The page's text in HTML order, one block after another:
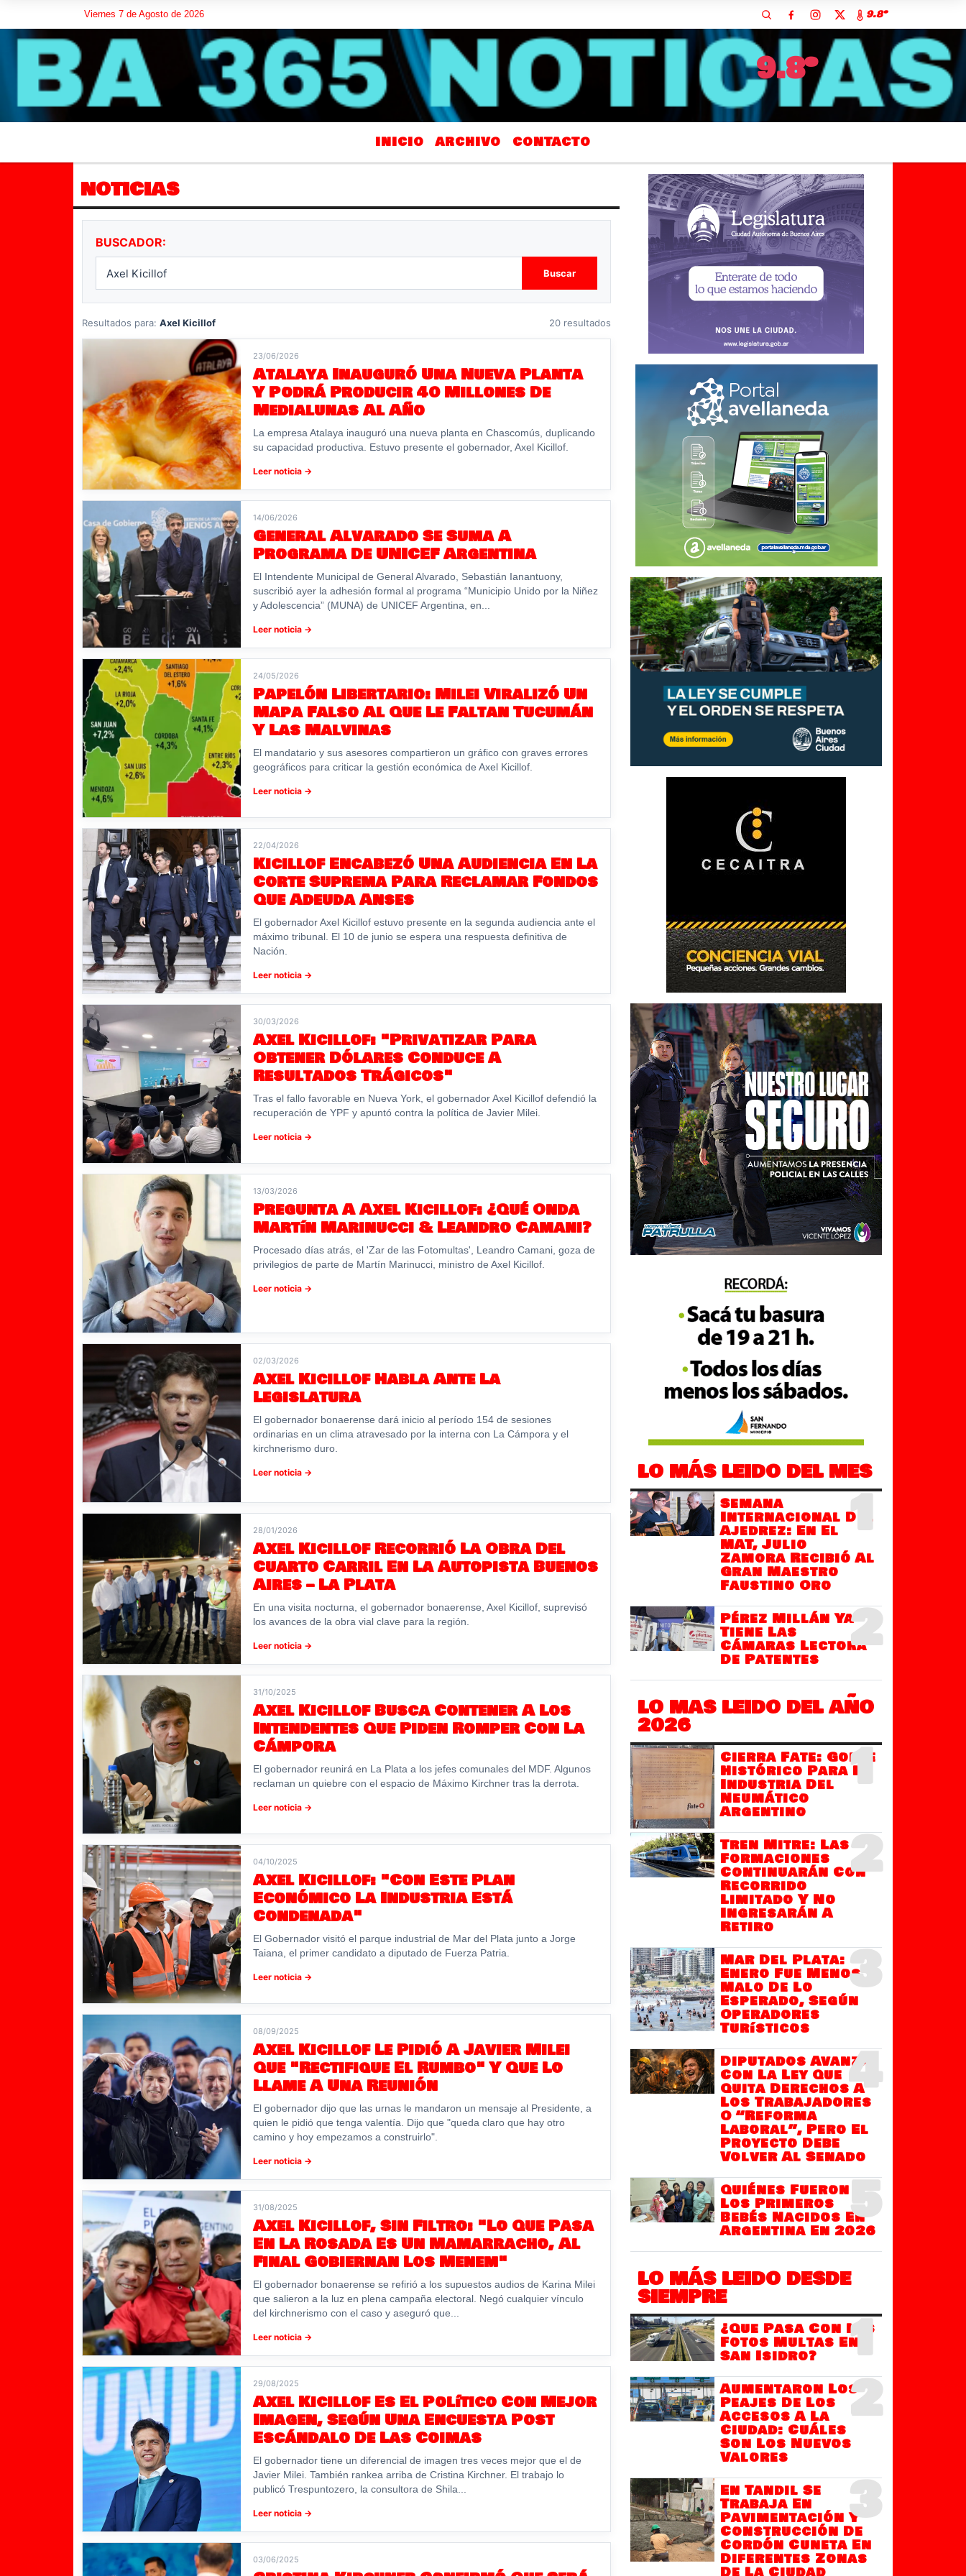
Viernes 7 de Agosto de 2026 9.8º
9.8º
INICIO ARCHIVO CONTACTO
NOTICIAS
BUSCADOR:
Buscar
Resultados para: Axel Kicillof 20 resultados
23/06/2026
Atalaya Inauguró Una Nueva Planta
Y Podrá Producir 40 Millones De
Medialunas Al Año
La empresa Atalaya inauguró una nueva planta en Chascomús, duplicando
su capacidad productiva. Estuvo presente el gobernador, Axel Kicillof.
Leer noticia →
14/06/2026
General Alvarado Se Suma A
Programa De UNICEF Argentina
El Intendente Municipal de General Alvarado, Sebastián Ianantuony,
suscribió ayer la adhesión formal al programa “Municipio Unido por la Niñez
y Adolescencia” (MUNA) de UNICEF Argentina, en...
Leer noticia →
24/05/2026
Papelón Libertario: Milei Viralizó Un
Mapa Falso Al Que Le Faltan Tucumán
Y Las Malvinas
El mandatario y sus asesores compartieron un gráfico con graves errores
geográficos para criticar la gestión económica de Axel Kicillof.
Leer noticia →
22/04/2026
Kicillof Encabezó Una Audiencia En La
Corte Suprema Para Reclamar Fondos
Que Adeuda Anses
El gobernador Axel Kicillof estuvo presente en la segunda audiencia ante el
máximo tribunal. El 10 de junio se espera una respuesta definitiva de
Nación.
Leer noticia →
30/03/2026
Axel Kicillof: "Privatizar Para
Obtener Dólares Conduce A
Resultados Trágicos"
Tras el fallo favorable en Nueva York, el gobernador Axel Kicillof defendió la
recuperación de YPF y apuntó contra la política de Javier Milei.
Leer noticia →
13/03/2026
Pregunta A Axel Kicillof: ¿Qué Onda
Martín Marinucci & Leandro Camani?
Procesado días atrás, el 'Zar de las Fotomultas', Leandro Camani, goza de
privilegios de parte de Martín Marinucci, ministro de Axel Kicillof.
Leer noticia →
02/03/2026
Axel Kicillof Habla Ante La
Legislatura
El gobernador bonaerense dará inicio al período 154 de sesiones
ordinarias en un clima atravesado por la interna con La Cámpora y el
kirchnerismo duro.
Leer noticia →
28/01/2026
Axel Kicillof Recorrió La Obra Del
Cuarto Carril En La Autopista Buenos
Aires – La Plata
En una visita nocturna, el gobernador bonaerense, Axel Kicillof, suprevisó
los avances de la obra vial clave para la región.
Leer noticia →
31/10/2025
Axel Kicillof Busca Contener A Los
Intendentes Que Piden Romper Con La
Cámpora
El gobernador reunirá en La Plata a los jefes comunales del MDF. Algunos
reclaman un quiebre con el espacio de Máximo Kirchner tras la derrota.
Leer noticia →
04/10/2025
Axel Kicillof: "Con Este Plan
Económico La Industria Está
Condenada"
El Gobernador visitó el parque industrial de Mar del Plata junto a Jorge
Taiana, el primer candidato a diputado de Fuerza Patria.
Leer noticia →
08/09/2025
Axel Kicillof Le Pidió A Javier Milei
Que "Rectifique El Rumbo" Y Que Lo
Llame A Una Reunión
El gobernador dijo que las urnas le mandaron un mensaje al Presidente, a
quien le pidió que tenga valentía. Dijo que "queda claro que hay otro
camino y hoy empezamos a construirlo".
Leer noticia →
31/08/2025
Axel Kicillof, Sin Filtro: "Lo Que Pasa
En La Rosada Es Un Mamarracho, Al
Final Gobiernan Los Menem"
El gobernador bonaerense se refirió a los supuestos audios de Karina Milei
que salieron a la luz en plena campaña electoral. Negó cualquier vínculo
del kirchnerismo con el caso y aseguró que...
Leer noticia →
29/08/2025
Axel Kicillof Es El Político Con Mejor
Imagen, Según Una Encuesta Post
Escándalo De Las Coimas
El gobernador tiene un diferencial de imagen tres veces mejor que el de
Javier Milei. También rankea arriba de Cristina Kirchner. El trabajo lo
publicó Trespuntozero, la consultora de Shila...
Leer noticia →
03/06/2025
LO MÁS LEIDO DEL MES
1
Semana
Internacional Del
Ajedrez: En El
MAT, Julio
Zamora Recibió Al
Gran Maestro
Faustino Oro
2
Pérez Millán Ya
Tiene Las
Cámaras Lectora
De Patentes
LO MAS LEIDO DEL AÑO
2026
1
Cierra Fate: Golpe
Histórico Para La
Industria Del
Neumático
Argentino
2
Tren Mitre: Las
Formaciones
Continuarán Con
Recorrido
Limitado Y No
Ingresarán A
Retiro
3
Mar Del Plata:
Enero Fue Menos
Malo De Lo
Esperado, Según
Operadores
Turísticos
4
Diputados Avanza
Con La Ley Que
Quita Derechos A
Los Trabajadores
O “Reforma
Laboral”, Pero El
Proyecto Debe
Volver Al Senado
5
Quiénes Fueron
Los Primeros
Bebés Nacidos En
Argentina En 2026
LO MÁS LEIDO DESDE
SIEMPRE
1
¿Que Pasa Con Las
Fotos Multas En
San Isidro?
2
Aumentaron Los
Peajes De Los
Accesos A La
Ciudad: Cuáles
Son Los Nuevos
Valores
3
En Tandil Se
Trabaja En
Pavimentación Y
Construcción De
Cordón Cuneta En
Diferentes Zonas